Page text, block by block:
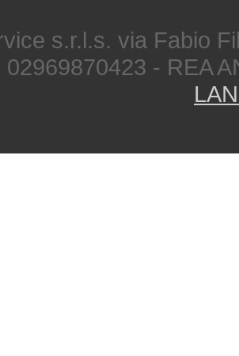
s.r.l.s. via Fabio
02969870423 - REA